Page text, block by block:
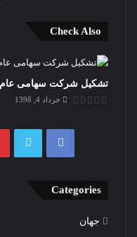
Check Also
تشکیل شرکت سهامی عام
خرداد 4, 1398
Categories
جهان